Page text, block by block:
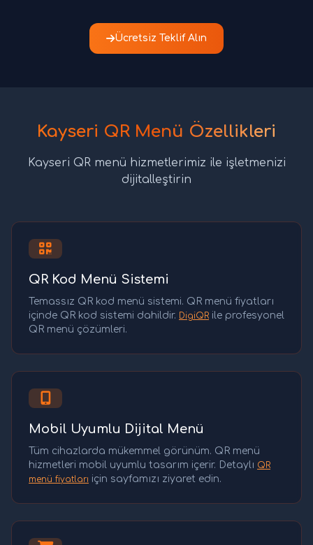
Ücretsiz Teklif Alın
Kayseri QR Menü Özellikleri
Kayseri QR menü hizmetlerimiz ile işletmenizi
dijitalleştirin
QR Kod Menü Sistemi
Temassız QR kod menü sistemi. QR menü fiyatları
içinde QR kod sistemi dahildir. DigiQR ile profesyonel
QR menü çözümleri.
Mobil Uyumlu Dijital Menü
Tüm cihazlarda mükemmel görünüm. QR menü
hizmetleri mobil uyumlu tasarım içerir. Detaylı QR
menü fiyatları için sayfamızı ziyaret edin.